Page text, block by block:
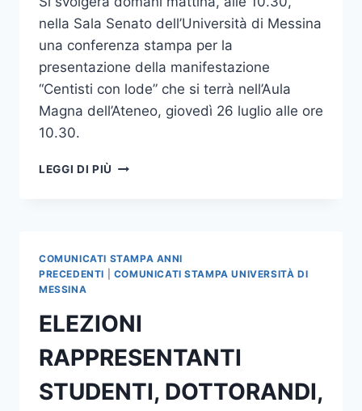
nella Sala Senato dell’Università di Messina
una conferenza stampa per la
presentazione della manifestazione
“Centisti con lode” che si terrà nell’Aula
Magna dell’Ateneo, giovedì 26 luglio alle ore
10.30.
LEGGI DI PIÙ CONFERENZA
COMUNICATI STAMPA ANNI
PRECEDENTI
COMUNICATI STAMPA UNIVERSITÀ DI
MESSINA
ELEZIONI
RAPPRESENTANTI
STUDENTI, DOTTORANDI,